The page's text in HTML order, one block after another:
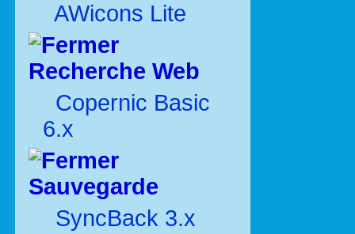
AWicons Lite
Recherche Web
Copernic Basic
6.x
Sauvegarde
SyncBack 3.x